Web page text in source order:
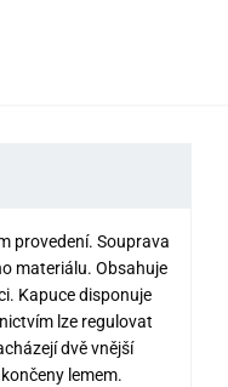
provedení. Souprava
materiálu. Obsahuje
Kapuce disponuje
lze regulovat
dvě vnější
lemem.